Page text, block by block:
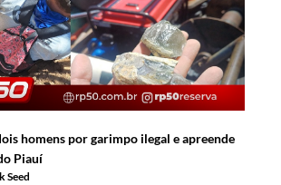
homens por garimpo ilegal e apreende
Piauí
Seed